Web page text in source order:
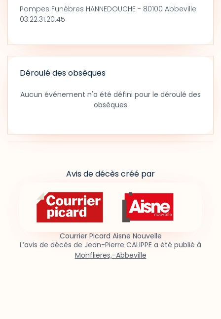
Pompes Funèbres HANNEDOUCHE - 80100 Abbeville
03.22.31.20.45
Déroulé des obsèques
Aucun événement n'a été défini pour le déroulé des
obsèques
Avis de décès créé par
Courrier Picard Aisne Nouvelle
L’avis de décès de Jean-Pierre CALIPPE a été publié à
Monflieres,-Abbeville